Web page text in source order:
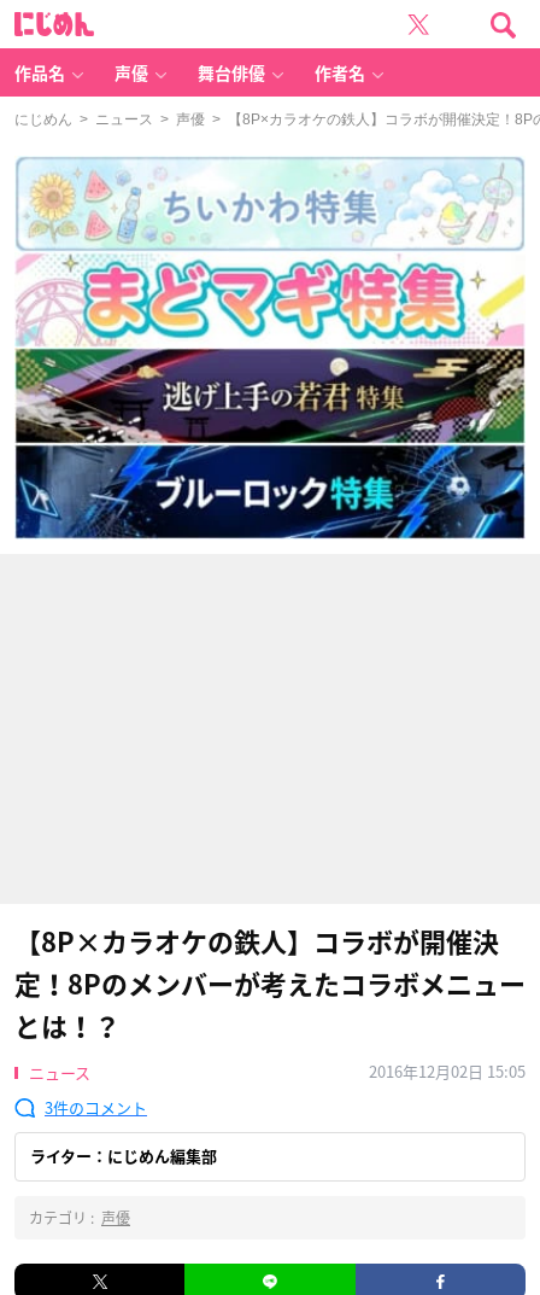
作品名 声優 舞台俳優 作者名
にじめん > ニュース > 声優 > 【8P×カラオケの鉄人】コラボが開催決定！
【8P×カラオケの鉄人】コラボが開催決
定！8Pのメンバーが考えたコラボメニュー
とは！？
ニュース
2016年12月02日 15:05
3
ライター：にじめん編集部
カテゴリ : 声優